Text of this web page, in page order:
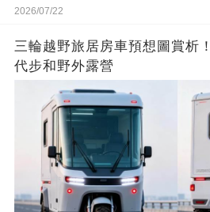
2026/07/22
三輪越野旅居房車預想圖賞析
代步和野外露營